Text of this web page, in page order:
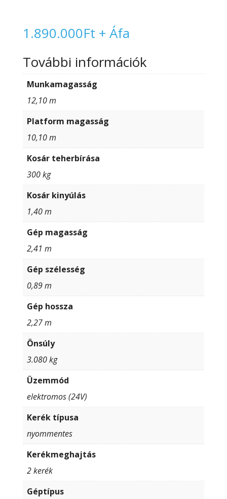
1.890.000Ft + Áfa
További információk
Munkamagasság
12,10 m
Platform magasság
10,10 m
Kosár teherbírása
300 kg
Kosár kinyúlás
1,40 m
Gép magasság
2,41 m
Gép szélesség
0,89 m
Gép hossza
2,27 m
Önsúly
3.080 kg
Üzemmód
elektromos (24V)
Kerék típusa
nyommentes
Kerékmeghajtás
2 kerék
Géptípus